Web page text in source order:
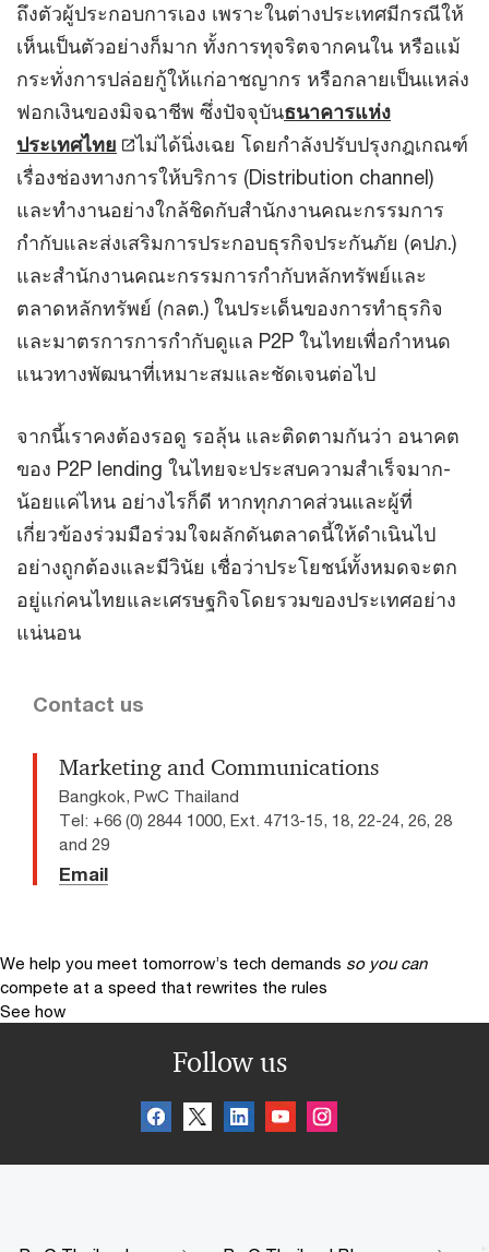
ถึงตัวผู้ประกอบการเอง เพราะในต่างประเทศมีกรณีให้
เห็นเป็นตัวอย่างก็มาก ทั้งการทุจริตจากคนใน หรือแม้
กระทั่งการปล่อยกู้ให้แก่อาชญากร หรือกลายเป็นแหล่ง
ฟอกเงินของมิจฉาชีพ ซึ่งปัจจุบันธนาคารแห่ง
ประเทศไทย
ไม่ได้นิ่งเฉย โดยกำลังปรับปรุงกฎเกณฑ์
เรื่องช่องทางการให้บริการ (Distribution channel)
และทำงานอย่างใกล้ชิดกับสำนักงานคณะกรรมการ
กำกับและส่งเสริมการประกอบธุรกิจประกันภัย (คปภ.)
และสำนักงานคณะกรรมการกำกับหลักทรัพย์และ
ตลาดหลักทรัพย์ (กลต.) ในประเด็นของการทำธุรกิจ
และมาตรการการกำกับดูแล P2P ในไทยเพื่อกำหนด
แนวทางพัฒนาที่เหมาะสมและชัดเจนต่อไป
จากนี้เราคงต้องรอดู รอลุ้น และติดตามกันว่า อนาคต
ของ P2P lending ในไทยจะประสบความสำเร็จมาก-
น้อยแค่ไหน อย่างไรก็ดี หากทุกภาคส่วนและผู้ที่
เกี่ยวข้องร่วมมือร่วมใจผลักดันตลาดนี้ให้ดำเนินไป
อย่างถูกต้องและมีวินัย เชื่อว่าประโยชน์ทั้งหมดจะตก
อยู่แก่คนไทยและเศรษฐกิจโดยรวมของประเทศอย่าง
แน่นอน
Contact us
Marketing and Communications
Bangkok, PwC Thailand
Tel: +66 (0) 2844 1000, Ext. 4713-15, 18, 22-24, 26, 28
and 29
Email
We help you meet tomorrow’s tech demands so you can
compete at a speed that rewrites the rules
See how
Follow us